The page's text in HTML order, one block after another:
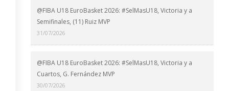
@FIBA U18 EuroBasket 2026: #SelMasU18, Victoria y a
Semifinales, (11) Ruiz MVP
31/07/2026
@FIBA U18 EuroBasket 2026: #SelMasU18, Victoria y a
Cuartos, G. Fernández MVP
30/07/2026